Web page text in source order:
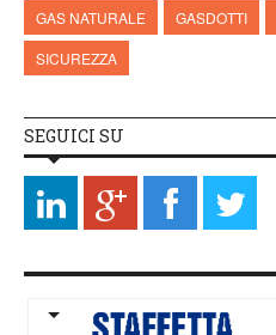
GAS NATURALE GASDOTTI
SICUREZZA
SEGUICI SU